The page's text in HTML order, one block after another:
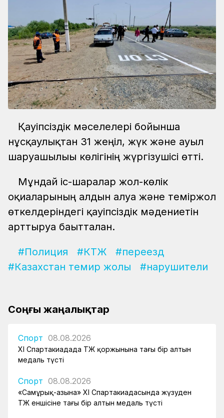
Қауіпсіздік мәселелері бойынша
нұсқаулықтан 31 жеңіл, жүк және ауыл
шаруашылығы көлігінің жүргізушісі өтті.
Мұндай іс-шаралар жол-көлік
оқиғаларының алдын алуға және теміржол
өткелдеріндегі қауіпсіздік мәдениетін
арттыруға бағытталған.
#Полиция #КТЖ
#переезд
#Казахстан темир жолы
#нарушители
Соңғы жаңалықтар
Спорт 08.08.2026
XI Спартакиадада ҚТЖ қоржынына тағы бір алтын
медаль түсті
Спорт 08.08.2026
«Самұрық-Қазына» XI Спартакиадасында жүзуден
ҚТЖ еншісіне тағы бір алтын медаль түсті